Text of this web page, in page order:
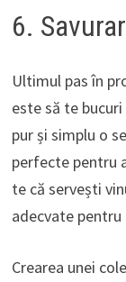
6.
Ultimul pas în
este să te
pur și simplu o
perfecte pentru
te că servești
adecvate
Crearea unei